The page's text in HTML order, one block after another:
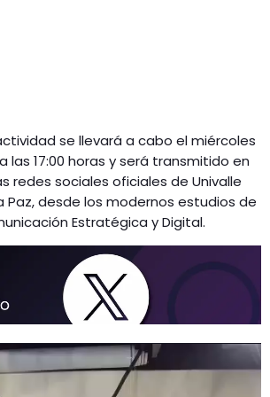
se llevará a cabo el miércoles
las 17:00 horas y será transmitido en
redes sociales oficiales de Univalle
Paz, desde los modernos estudios de
Estratégica y Digital.